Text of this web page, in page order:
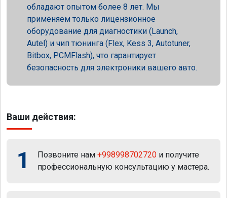
обладают опытом более 8 лет. Мы
применяем только лицензионное
оборудование для диагностики (Launch,
Autel) и чип тюнинга (Flex, Kess 3, Autotuner,
Bitbox, PCMFlash), что гарантирует
безопасность для электроники вашего авто.
Ваши действия:
1 Позвоните нам +998998702720 и получите
профессиональную консультацию у мастера.